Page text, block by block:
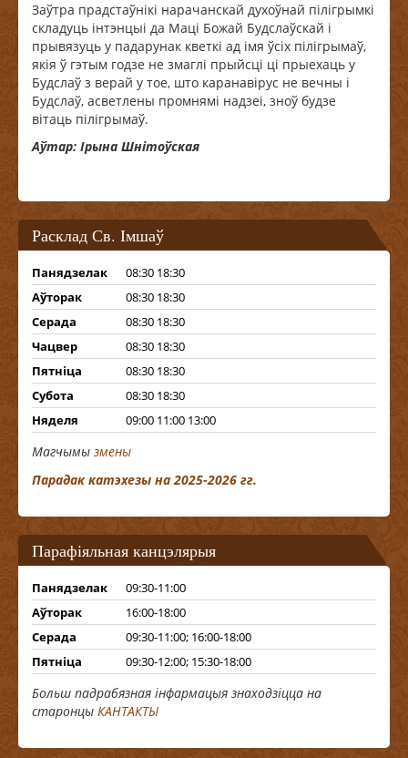
Заўтра прадстаўнікі нарачанскай духоўнай пілігрымкі
складуць інтэнцыі да Маці Божай Будслаўскай і
прывязуць у падарунак кветкі ад імя ўсіх пілігрымаў,
якія ў гэтым годзе не змаглі прыйсці ці прыехаць у
Будслаў з верай у тое, што каранавірус не вечны і
Будслаў, асветлены промнямі надзеі, зноў будзе
вітаць пілігрымаў.
Аўтар: Ірына Шнітоўская
Расклад Св. Імшаў
Панядзелак
08:30 18:30
Аўторак
08:30 18:30
Серада
08:30 18:30
Чацвер
08:30 18:30
Пятніца
08:30 18:30
Субота
08:30 18:30
Няделя
09:00 11:00 13:00
Магчымы змены
Парадак катэхезы на 2025-2026 гг.
Парафіяльная канцэлярыя
Панядзелак
09:30-11:00
Аўторак
16:00-18:00
Серада
09:30-11:00; 16:00-18:00
Пятніца
09:30-12:00; 15:30-18:00
Больш падрабязная інфармацыя знаходзіцца на
старонцы КАНТАКТЫ